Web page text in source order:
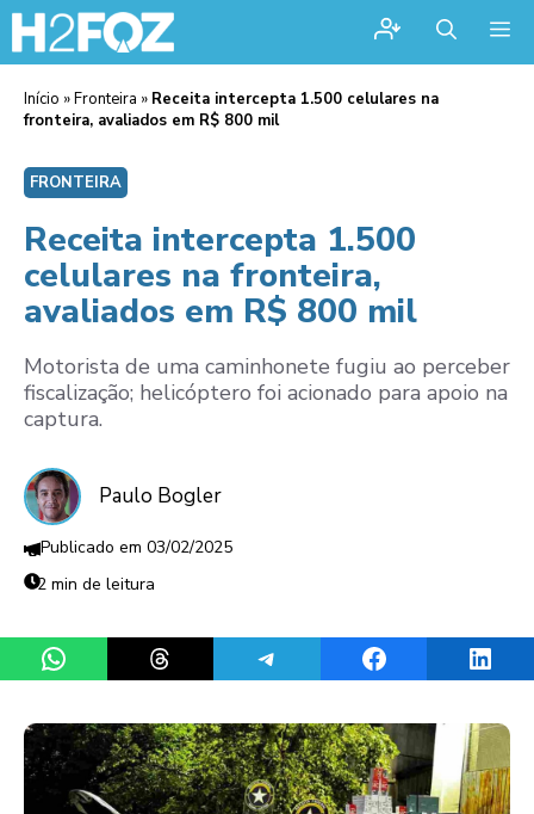
Início »Fronteira » Receita intercepta 1.500 celulares na
fronteira, avaliados em R$ 800 mil
FRONTEIRA
Receita intercepta 1.500
celulares na fronteira,
avaliados em R$ 800 mil
Motorista de uma caminhonete fugiu ao perceber
fiscalização; helicóptero foi acionado para apoio na
captura.
Paulo Bogler
03/02/2025
2 min de leitura
Share on WhatsAppShare on ThreadsShare on TelegramShare on Facebook